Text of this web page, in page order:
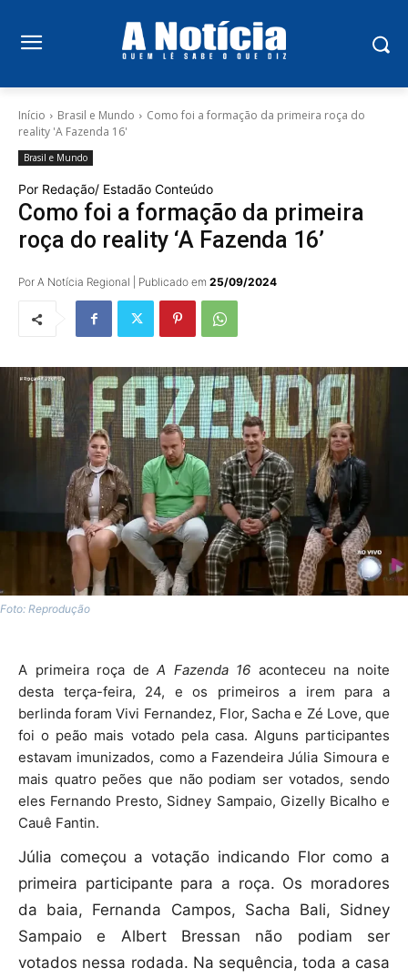
Início Brasil e Mundo
Como foi a formação da primeira roça do
reality 'A Fazenda 16'
Brasil e Mundo
Por Redação/ Estadão Conteúdo
Como foi a formação da primeira
roça do reality ‘A Fazenda 16’
Por A Notícia Regional | Publicado em 25/09/2024
Foto: Reprodução
A primeira roça deA Fazenda 16 aconteceu na noite
desta terça-feira, 24, e os primeiros a irem para a
berlinda foram Vivi Fernandez, Flor, Sacha e Zé Love, que
foi o peão mais votado pela casa. Alguns participantes
estavam imunizados, como a Fazendeira Júlia Simoura e
mais quatro peões que não podiam ser votados, sendo
eles Fernando Presto, Sidney Sampaio, Gizelly Bicalho e
Cauê Fantin.
Júlia começou a votação indicando Flor como a
primeira participante para a roça. Os moradores
da baia, Fernanda Campos, Sacha Bali, Sidney
Sampaio e Albert Bressan não podiam ser
votados nessa rodada. Na sequência, toda a casa